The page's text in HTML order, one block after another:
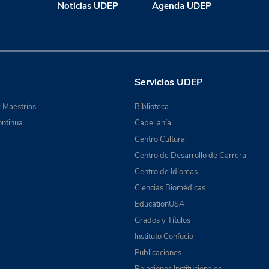
Noticias UDEP Agenda UDEP
Servicios UDEP
Biblioteca
Capellanía
Centro Cultural
Centro de Desarrollo de Carrera
Centro de Idiomas
Ciencias Biomédicas
EducationUSA
Grados y Títulos
Instituto Confucio
Publicaciones